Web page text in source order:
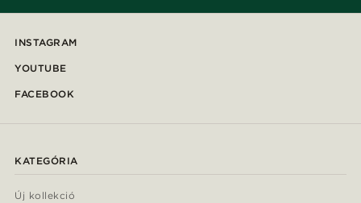
INSTAGRAM
YOUTUBE
FACEBOOK
KATEGÓRIA
Új kollekció